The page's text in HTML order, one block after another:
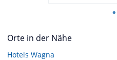
Orte in der Nähe
Hotels Wagna